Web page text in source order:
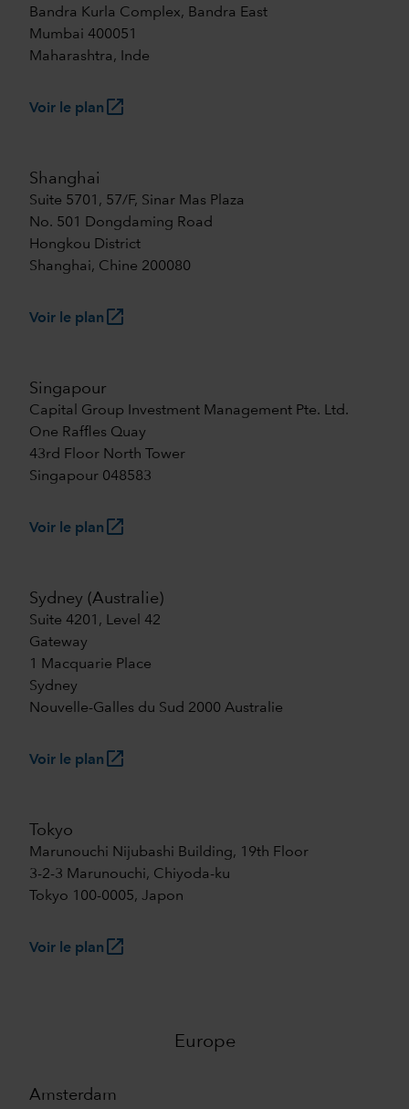
Bandra Kurla Complex, Bandra East
Mumbai 400051
Maharashtra, Inde
Voir le plan launch
Shanghai
Suite 5701, 57/F, Sinar Mas Plaza
No. 501 Dongdaming Road
Hongkou District
Shanghai, Chine 200080
Voir le plan launch
Singapour
Capital Group Investment Management Pte. Ltd.
One Raffles Quay
43rd Floor North Tower
Singapour 048583
Voir le plan launch
Sydney (Australie)
Suite 4201, Level 42
Gateway
1 Macquarie Place
Sydney
Nouvelle-Galles du Sud 2000 Australie
Voir le plan launch
Tokyo
Marunouchi Nijubashi Building, 19th Floor
3-2-3 Marunouchi, Chiyoda-ku
Tokyo 100-0005, Japon
Voir le plan launch
Europe
Amsterdam